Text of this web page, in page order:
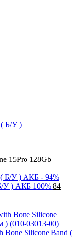
15Pro 128Gb
У ) АКБ 100% 84
Bone Silicone Band (